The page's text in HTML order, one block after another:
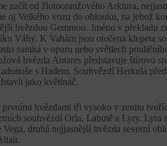
začít od žlutooranžového Arktura,
oj Velkého vozu do oblouku, na jehož
hvězdou Gemmou. Jméno v překladu
Váhy. K Vahám jsou otočena klepeta
zaniká v oparu nebo světlech
hvězda Antares představuje štírovo
s Hadem. Souhvězdí Herkula
jako květináč.
prvními hvězdami tři vysoko v zenitu
souhvězdí Orla, Labutě a Lyry. Lyra
druhá nejjasnější hvězda severní